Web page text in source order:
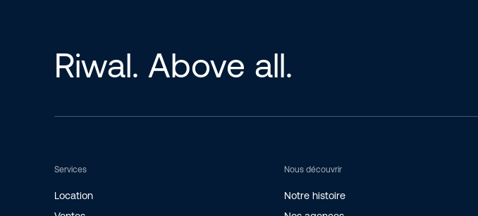
Riwal. Above all.
Services
Location
Nous découvrir
Notre histoire